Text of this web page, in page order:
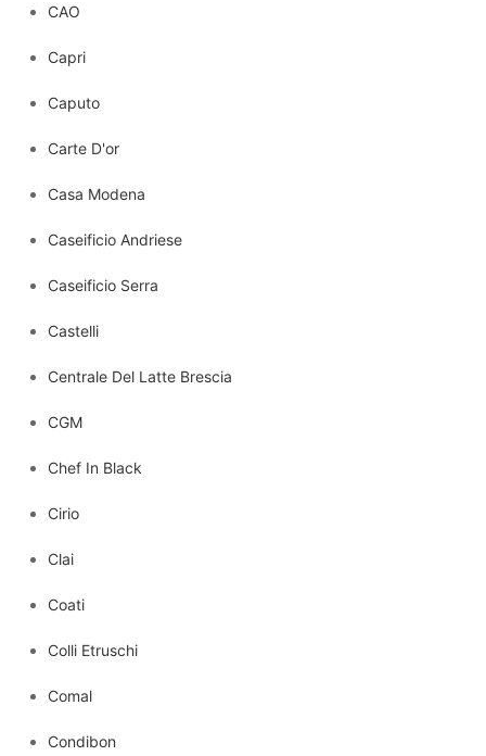
CAO
Capri
Caputo
Carte D'or
Casa Modena
Caseificio Andriese
Caseificio Serra
Castelli
Centrale Del Latte Brescia
CGM
Chef In Black
Cirio
Clai
Coati
Colli Etruschi
Comal
Condibon